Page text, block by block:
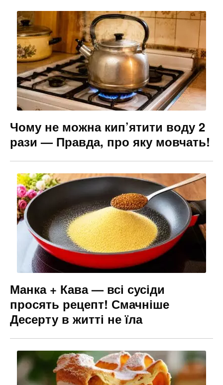
Чому не можна кип’ятити воду 2
рази — Правда, про яку мовчать!
Манка + Кава — всі сусіди
просять рецепт! Смачніше
Десерту в житті не їла